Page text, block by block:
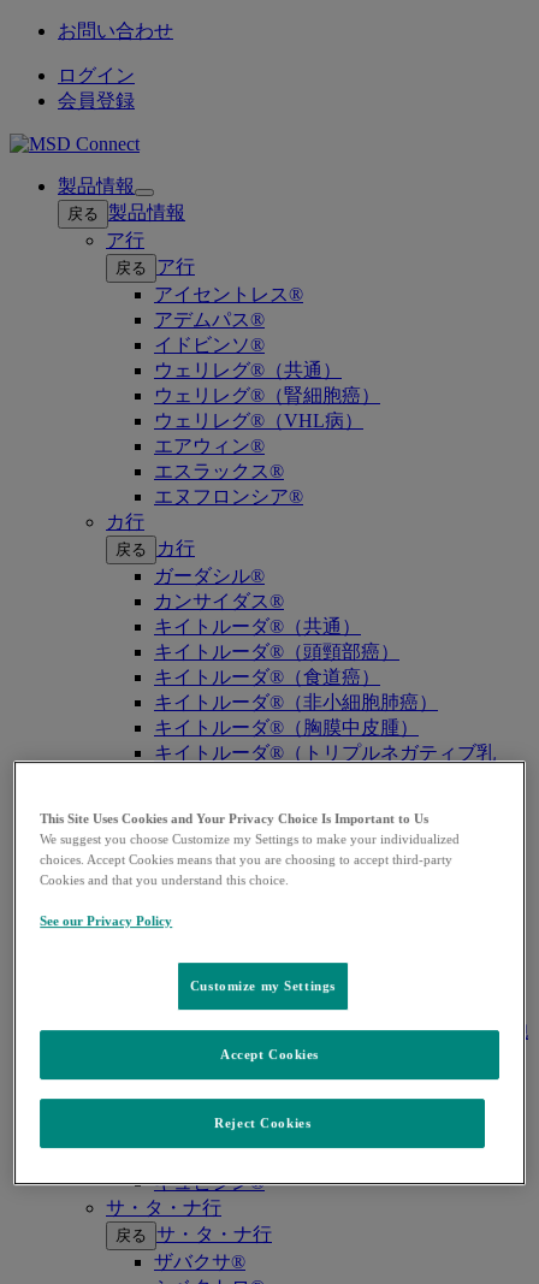
お問い合わせ
ログイン
会員登録
製品情報
Open
submenu
戻る 製品情報
ア行
戻る
ア行
アイセントレス®
アデムパス®
イドビンソ®
ウェリレグ®（共通）
ウェリレグ®（腎細胞癌）
ウェリレグ®（VHL病）
エアウィン®
エスラックス®
エヌフロンシア®
カ行
戻る
カ行
ガーダシル®
カンサイダス®
キイトルーダ®（共通）
キイトルーダ®（頭頸部癌）
キイトルーダ®（食道癌）
キイトルーダ®（非小細胞肺癌）
キイトルーダ®（胸膜中皮腫）
キイトルーダ®（トリプルネガティブ乳
キイトルーダ®（胆道癌）
キイトルーダ®（腎細胞癌）
キイトルーダ®（尿路上皮癌）
キイトルーダ®（子宮頸癌）
キイトルーダ®（古典的ホジキンリンパ
腫）
キイトルーダ®（原発性縦隔大細胞型B細胞
リンパ腫（PMBCL））
キイトルーダ®（MSI-High固形癌）
キイトルーダ®（MSI-High結腸・直腸癌）
キイトルーダ®（TMB-High固形癌）
キュビシン®
サ・タ・ナ行
戻る サ・タ・ナ行
ザバクサ®
This Site Uses Cookies and Your Privacy Choice Is Important to Us
We suggest you choose Customize my Settings to make your individualized
choices. Accept Cookies means that you are choosing to accept third-party
Cookies and that you understand this choice.
See our Privacy Policy
Customize my Settings
Reject Cookies
Accept Cookies